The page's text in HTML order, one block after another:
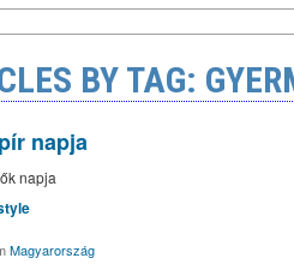
BY TAG:
napja
napja
Magyarország